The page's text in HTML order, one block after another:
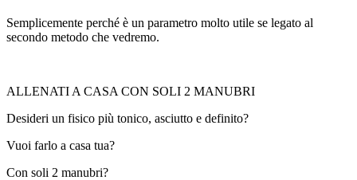
Semplicemente perché è un parametro molto utile se legato al
secondo metodo che vedremo.
ALLENATI A CASA CON SOLI 2 MANUBRI
Desideri un fisico più tonico, asciutto e definito?
Vuoi farlo a casa tua?
Con soli 2 manubri?